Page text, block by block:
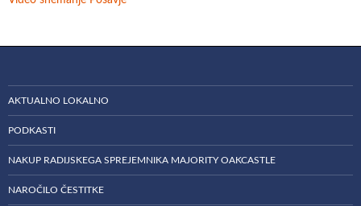
AKTUALNO LOKALNO
PODKASTI
NAKUP RADIJSKEGA SPREJEMNIKA MAJORITY OAKCASTLE
NAROČILO ČESTITKE